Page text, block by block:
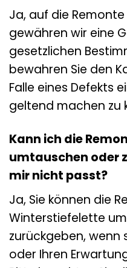
Ja, auf die
gewähren wir eine
gesetzlichen
bewahren Sie den
Falle eines Defekts
geltend machen zu
Kann ich die
umtauschen oder
mir nicht passt?
Ja, Sie können die
Winterstiefelette
zurückgeben, wenn
oder Ihren